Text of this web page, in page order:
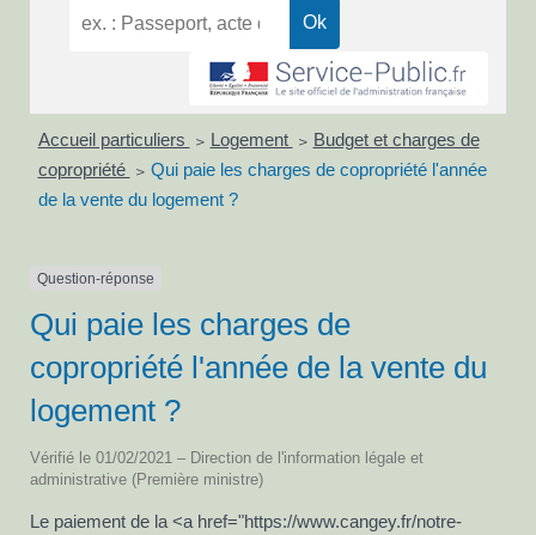
Accueil particuliers > Logement > Budget et charges de
copropriété
> Qui paie les charges de copropriété l'année
de la vente du logement ?
Question-réponse
Qui paie les charges de
copropriété l'année de la vente du
logement ?
Vérifié le 01/02/2021 – Direction de l'information légale et
administrative (Première ministre)
Le paiement de la <a href="https://www.cangey.fr/notre-